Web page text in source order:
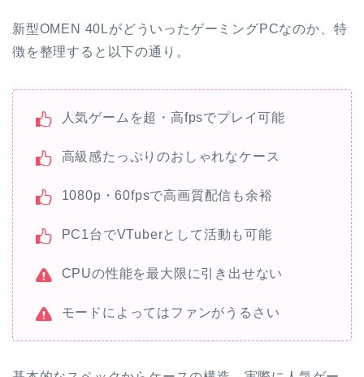
新型OMEN 40LがどういったゲーミングPCなのか、特
徴を整理すると以下の通り。
人気ゲームを超・高fpsでプレイ可能
高級感たっぷりのおしゃれなケース
1080p・60fpsで高画質配信も余裕
PC1台でVTuberとして活動も可能
CPUの性能を最大限に引き出せない
モードによってはファンがうるさい